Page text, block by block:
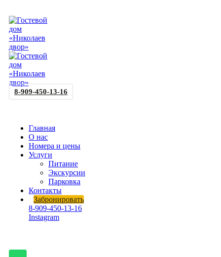
8-909-450-13-16
Главная
О нас
Номера и цены
Услуги
Питание
Экскурсии
Парковка
Контакты
Забронировать
8-909-450-13-16
Instagram